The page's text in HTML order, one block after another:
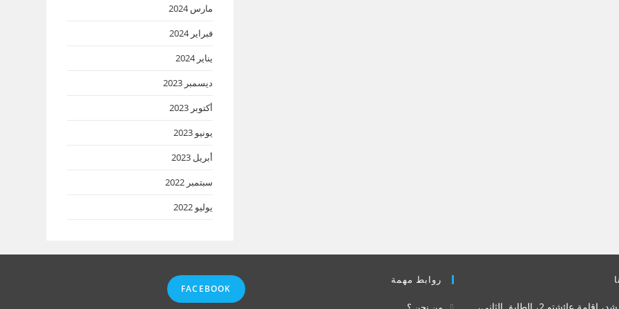
مارس 2024
فبراير 2024
يناير 2024
ديسمبر 2023
أكتوبر 2023
يونيو 2023
أبريل 2023
سبتمبر 2022
يوليو 2022
روابط مهمة
FACEBOOK